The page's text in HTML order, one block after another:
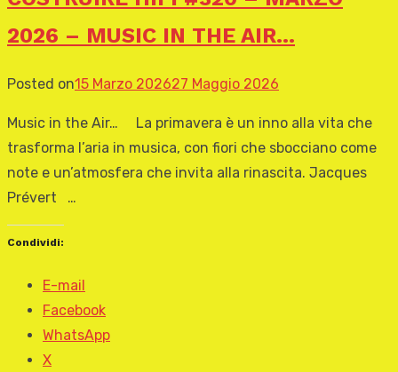
2026 – MUSIC IN THE AIR…
Posted on15 Marzo 202627 Maggio 2026
Music in the Air… La primavera è un inno alla vita che
trasforma l’aria in musica, con fiori che sbocciano come
note e un’atmosfera che invita alla rinascita. Jacques
Prévert …
Condividi:
E-mail
Facebook
WhatsApp
X